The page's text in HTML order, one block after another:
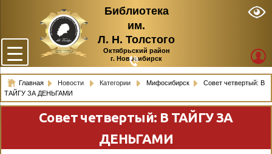
Библиотека
им.
Л. Н. Толстого
Октябрьский район
г. Новосибирск
Главная Новости Категории Мифосибирск
Совет четвертый: В
ТАЙГУ ЗА ДЕНЬГАМИ
Совет четвертый: В ТАЙГУ ЗА
ДЕНЬГАМИ